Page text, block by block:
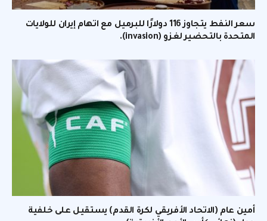
سعر النفط يتجاوز 116 دولارًا للبرميل مع اتهام إيران للولايات
المتحدة بالتحضير لغزو (invasion).
أمين عام (الاتحاد الأفريقي لكرة القدم) يستقيل على خلفية